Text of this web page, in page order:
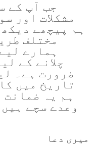
جب آپ کے
مشکلات اور
ہم پیچھے
مختلف
ہمارے
چلانے کے
ضرورت ہے۔
تاریخ میں
ہم یہ
وعدے سچے
میری دعا